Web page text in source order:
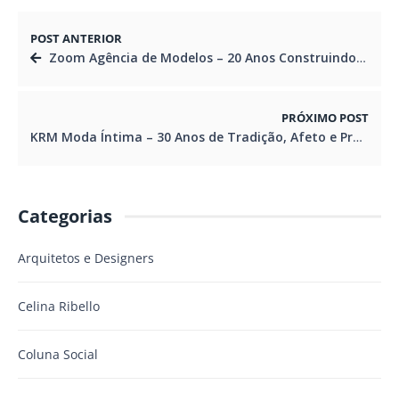
POST ANTERIOR
Zoom Agência de Modelos – 20 Anos Construindo Carreiras Reais
PRÓXIMO POST
KRM Moda Íntima – 30 Anos de Tradição, Afeto e Propósito Transformando Sonhos em História
Categorias
Arquitetos e Designers
Celina Ribello
Coluna Social